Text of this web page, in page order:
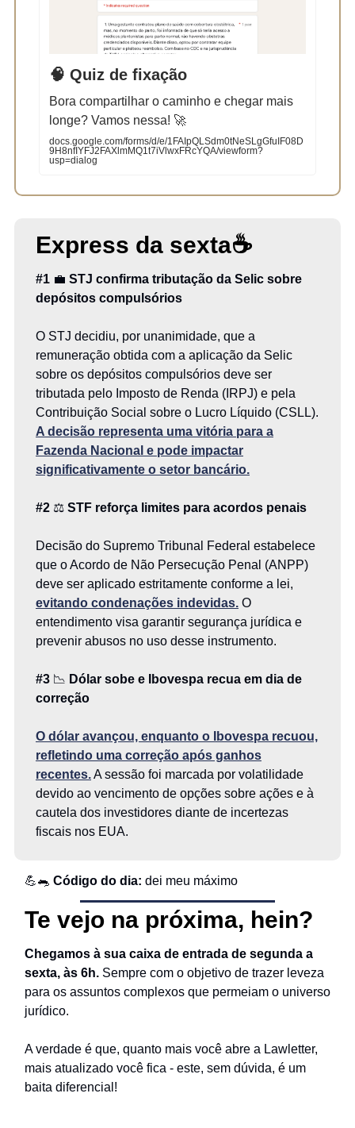
🧠 Quiz de fixação
Bora compartilhar o caminho e chegar mais
longe? Vamos nessa! 🚀
docs.google.com/forms/d/e/1FAIpQLSdm0tNeSLgGfuIF08D
9H8nfIYFJ2FAXlmMQ1t7iVlwxFRcYQA/viewform?
usp=dialog
Express da sexta☕
#1 💼 STJ confirma tributação da Selic sobre
depósitos compulsórios
O STJ decidiu, por unanimidade, que a
remuneração obtida com a aplicação da Selic
sobre os depósitos compulsórios deve ser
tributada pelo Imposto de Renda (IRPJ) e pela
Contribuição Social sobre o Lucro Líquido (CSLL).
A decisão representa uma vitória para a
Fazenda Nacional e pode impactar
significativamente o setor bancário.
#2 ⚖️ STF reforça limites para acordos penais
Decisão do Supremo Tribunal Federal estabelece
que o Acordo de Não Persecução Penal (ANPP)
deve ser aplicado estritamente conforme a lei,
evitando condenações indevidas. O
entendimento visa garantir segurança jurídica e
prevenir abusos no uso desse instrumento.
#3 📉 Dólar sobe e Ibovespa recua em dia de
correção
O dólar avançou, enquanto o Ibovespa recuou,
refletindo uma correção após ganhos
recentes.A sessão foi marcada por volatilidade
devido ao vencimento de opções sobre ações e à
cautela dos investidores diante de incertezas
fiscais nos EUA.
💪🐀 Código do dia: dei meu máximo
Te vejo na próxima, hein?
Chegamos à sua caixa de entrada de segunda a
sexta, às 6h. Sempre com o objetivo de trazer leveza
para os assuntos complexos que permeiam o universo
jurídico.
A verdade é que, quanto mais você abre a Lawletter,
mais atualizado você fica - este, sem dúvida, é um
baita diferencial!